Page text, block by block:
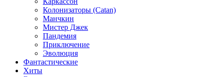
Колонизаторы (Catan)
Манчкин
Мистер Джек
Пандемия
Приключение
Эволюция
Фантастические
Хиты